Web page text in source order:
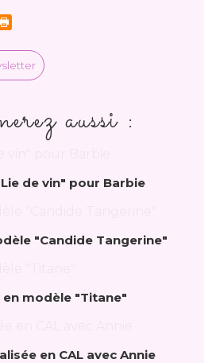
aussi :
de vin" pour Barbie
"Candide Tangerine"
en modèle "Titane"
en CAL avec Annie